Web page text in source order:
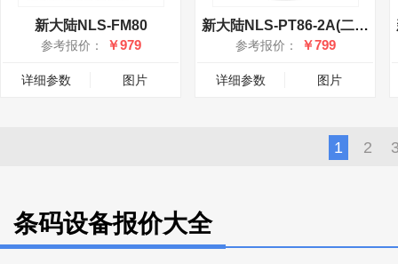
新大陆NLS-FM80
参考报价： ￥979
详细参数 图片
新大陆NLS-PT86-2A(二维)
参考报价： ￥799
详细参数 图片
1 2
条码设备报价大全